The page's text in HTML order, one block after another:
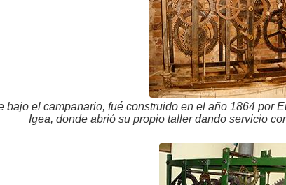
bajo el campanario, fué construido en el año 1864 por
Igea, donde abrió su propio taller dando servicio